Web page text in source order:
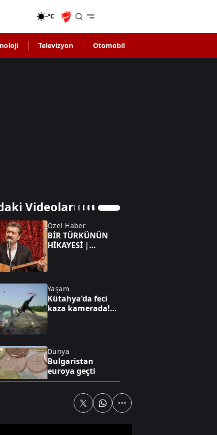
-°C
Televizyon Otomobil
Videolar
Özel Haber
BİR TÜRKÜNÜN
HİKAYESİ |
Yaşam
Kütahya'da feci
kaza kamerada!
yaralandı
Dünya
Bulgaristan
euroya geçti
Özel Haber
EĞİTİM DÜNYASI |